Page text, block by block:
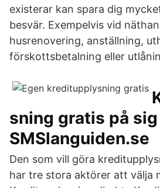
existerar kan spara dig
besvär. Exempelvis vid
husrenovering, anställning,
förskottsbetalning eller
sning gratis på
SMSlanguiden.se
Den som vill göra
har tre stora aktörer att välja